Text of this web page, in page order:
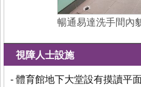
暢通易達洗手間內
視障人士設施
- 體育館地下大堂設有摸讀平